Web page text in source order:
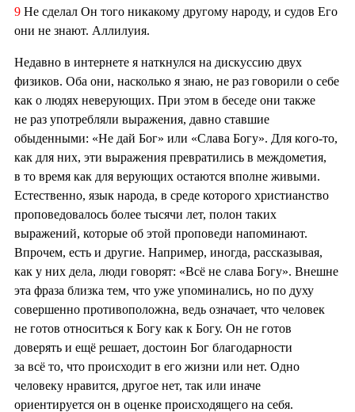
9 Не сделал Он того никакому другому народу, и судов Его
они не знают. Аллилуия.
Недавно в интернете я наткнулся на дискуссию двух
физиков. Оба они, насколько я знаю, не раз говорили о себе
как о людях неверующих. При этом в беседе они также
не раз употребляли выражения, давно ставшие
обыденными: «Не дай Бог» или «Слава Богу». Для кого-то,
как для них, эти выражения превратились в междометия,
в то время как для верующих остаются вполне живыми.
Естественно, язык народа, в среде которого христианство
проповедовалось более тысячи лет, полон таких
выражений, которые об этой проповеди напоминают.
Впрочем, есть и другие. Например, иногда, рассказывая,
как у них дела, люди говорят: «Всё не слава Богу». Внешне
эта фраза близка тем, что уже упоминались, но по духу
совершенно противоположна, ведь означает, что человек
не готов относиться к Богу как к Богу. Он не готов
доверять и ещё решает, достоин Бог благодарности
за всё то, что происходит в его жизни или нет. Одно
человеку нравится, другое нет, так или иначе
ориентируется он в оценке происходящего на себя.